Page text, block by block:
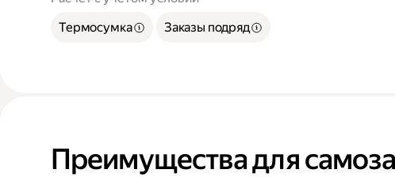
Термосумка
Заказы подряд
Преимущества для